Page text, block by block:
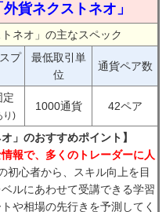
貨ネクストネオ」
ネオ」の主なスペック
プ
最低取引単
位
通貨ペア数
定
り)
1000通貨 42ペア
」のおすすめポイント】
報で、多くのトレーダーに人
初心者から、スキル向上を目
ルにあわせて受講できる学習
や相場の先行きを予測してく